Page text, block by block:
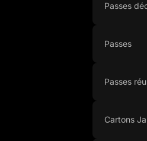
Passes
Passes
Passes
Cartons